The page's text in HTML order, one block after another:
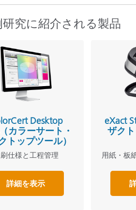
研究に紹介される製品
Desktop
カラーサート・
トップツール）
仕様と工程管理
詳細を表示
eXact
ザク
用紙・板